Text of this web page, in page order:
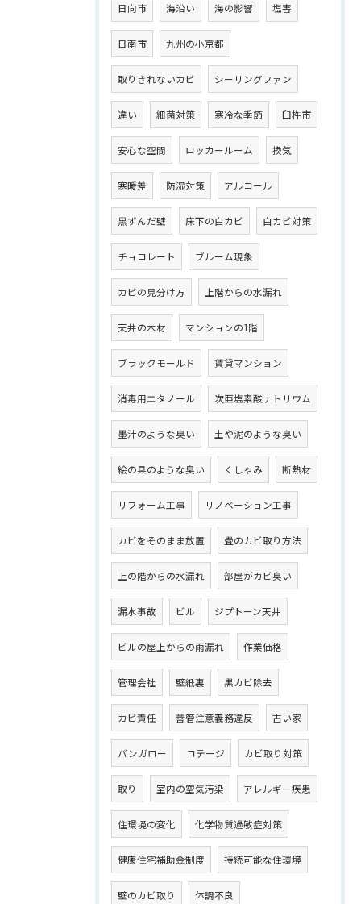
日向市 海沿い 海の影響 塩害
日南市 九州の小京都
取りきれないカビ シーリングファン
違い 細菌対策 寒冷な季節 臼杵市
安心な空間 ロッカールーム 換気
寒暖差 防湿対策 アルコール
黒ずんだ壁 床下の白カビ 白カビ対策
チョコレート ブルーム現象
カビの見分け方 上階からの水漏れ
天井の木材 マンションの1階
ブラックモールド 賃貸マンション
消毒用エタノール 次亜塩素酸ナトリウム
墨汁のような臭い 土や泥のような臭い
絵の具のような臭い くしゃみ 断熱材
リフォーム工事 リノベーション工事
カビをそのまま放置 畳のカビ取り方法
上の階からの水漏れ 部屋がカビ臭い
漏水事故 ビル ジプトーン天井
ビルの屋上からの雨漏れ 作業価格
管理会社 壁紙裏 黒カビ除去
カビ責任 善管注意義務違反 古い家
バンガロー コテージ カビ取り対策
取り 室内の空気汚染 アレルギー疾患
住環境の変化 化学物質過敏症対策
健康住宅補助金制度 持続可能な住環境
壁のカビ取り 体調不良